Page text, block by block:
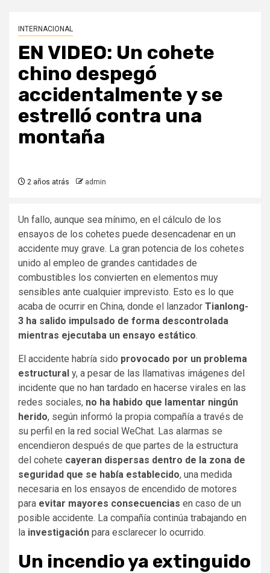
INTERNACIONAL
EN VIDEO: Un cohete
chino despegó
accidentalmente y se
estrelló contra una
montaña
2 años atrás admin
Un fallo, aunque sea mínimo, en el cálculo de los
ensayos de los cohetes puede desencadenar en un
accidente muy grave. La gran potencia de los cohetes
unido al empleo de grandes cantidades de
combustibles los convierten en elementos muy
sensibles ante cualquier imprevisto. Esto es lo que
acaba de ocurrir en China, donde el lanzador Tianlong-
3 ha salido impulsado de forma descontrolada
mientras ejecutaba un ensayo estático.
El accidente habría sido provocado por un problema
estructural y, a pesar de las llamativas imágenes del
incidente que no han tardado en hacerse virales en las
redes sociales, no ha habido que lamentar ningún
herido, según informó la propia compañía a través de
su perfil en la red social WeChat. Las alarmas se
encendieron después de que partes de la estructura
del cohete cayeran dispersas dentro de la zona de
seguridad que se había establecido, una medida
necesaria en los ensayos de encendido de motores
para evitar mayores consecuencias en caso de un
posible accidente. La compañía continúa trabajando en
la investigación para esclarecer lo ocurrido.
Un incendio ya extinguido